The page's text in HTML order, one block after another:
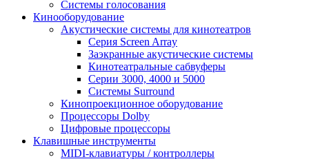
Системы голосования
Кинооборудование
Акустические системы для кинотеатров
Cерия Screen Array
Заэкранные акустические системы
Кинотеатральные сабвуферы
Серии 3000, 4000 и 5000
Системы Surround
Кинопроекционное оборудование
Процессоры Dolby
Цифровые процессоры
Клавишные инструменты
MIDI-клавиатуры / контроллеры